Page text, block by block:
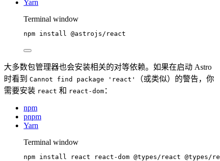
Yarn
Terminal window
npm install @astrojs/react
大多数包管理器也会安装相关的对等依赖。如果在启动 Astro
时看到 Cannot find package 'react'
（或类似）的警告，你
需要安装 react 和 react-dom ：
npm
pnpm
Yarn
Terminal window
npm install react react-dom @types/react @types/